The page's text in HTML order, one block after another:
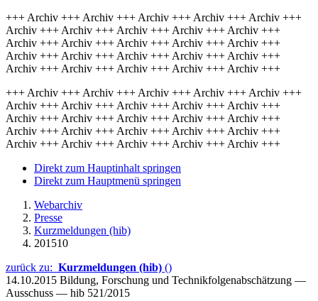
+++ Archiv +++ Archiv +++ Archiv +++ Archiv +++ Archiv +++
Archiv +++ Archiv +++ Archiv +++ Archiv +++ Archiv +++
Archiv +++ Archiv +++ Archiv +++ Archiv +++ Archiv +++
Archiv +++ Archiv +++ Archiv +++ Archiv +++ Archiv +++
Archiv +++ Archiv +++ Archiv +++ Archiv +++ Archiv +++
+++ Archiv +++ Archiv +++ Archiv +++ Archiv +++ Archiv +++
Archiv +++ Archiv +++ Archiv +++ Archiv +++ Archiv +++
Archiv +++ Archiv +++ Archiv +++ Archiv +++ Archiv +++
Archiv +++ Archiv +++ Archiv +++ Archiv +++ Archiv +++
Archiv +++ Archiv +++ Archiv +++ Archiv +++ Archiv +++
Direkt zum Hauptinhalt springen
Direkt zum Hauptmenü springen
Webarchiv
Presse
Kurzmeldungen (hib)
201510
zurück zu: Kurzmeldungen (hib) ()
14.10.2015 Bildung, Forschung und Technikfolgenabschätzung —
Ausschuss — hib 521/2015